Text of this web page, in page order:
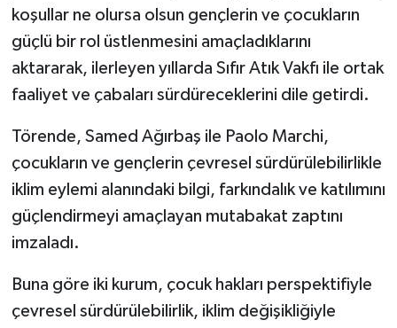
koşullar ne olursa olsun gençlerin ve çocukların
güçlü bir rol üstlenmesini amaçladıklarını
aktararak, ilerleyen yıllarda Sıfır Atık Vakfı ile ortak
faaliyet ve çabaları sürdüreceklerini dile getirdi.
Törende, Samed Ağırbaş ile Paolo Marchi,
çocukların ve gençlerin çevresel sürdürülebilirlikle
iklim eylemi alanındaki bilgi, farkındalık ve katılımını
güçlendirmeyi amaçlayan mutabakat zaptını
imzaladı.
Buna göre iki kurum, çocuk hakları perspektifiyle
çevresel sürdürülebilirlik, iklim değişikliğiyle